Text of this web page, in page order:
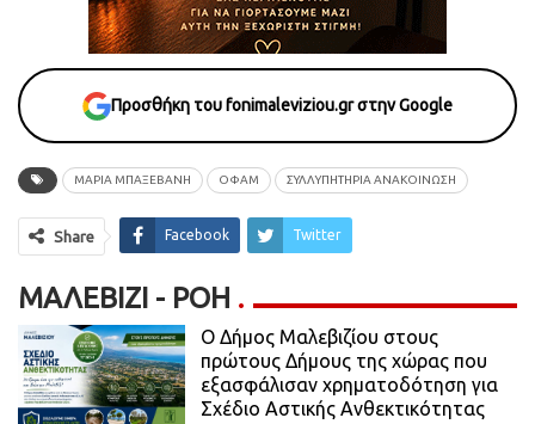
Προσθήκη του fonimaleviziou.gr στην Google
ΜΑΡΙΑ ΜΠΑΞΕΒΑΝΗ ΟΦΑΜ ΣΥΛΛΥΠΗΤΉΡΙΑ ΑΝΑΚΟΊΝΩΣΗ
Share Facebook Twitter
ΜΑΛΕΒΊΖΙ - ΡΟΗ
Ο Δήμος Μαλεβιζίου στους
πρώτους Δήμους της χώρας που
εξασφάλισαν χρηματοδότηση για
Σχέδιο Αστικής Ανθεκτικότητας